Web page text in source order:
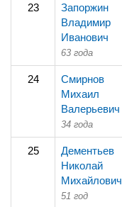
23
Запоржин
Владимир
Иванович
63 года
24
Смирнов
Михаил
Валерьевич
34 года
25
Дементьев
Николай
Михайлович
51 год